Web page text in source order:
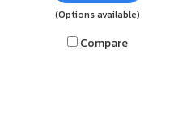
(Options available)
Compare